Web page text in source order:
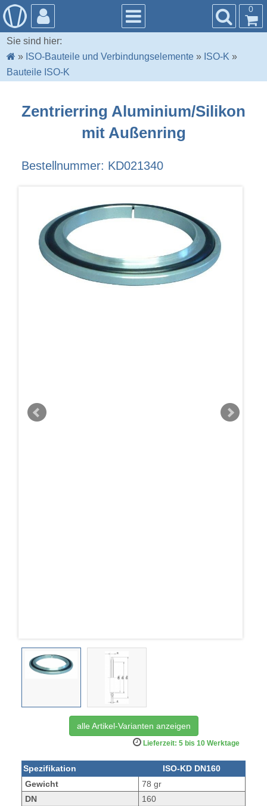
0
Sie sind hier:
» ISO-Bauteile und Verbindungselemente » ISO-K »
Bauteile ISO-K
Zentrierring Aluminium/Silikon
mit Außenring
Bestellnummer: KD021340
alle Artikel-Varianten anzeigen
Lieferzeit: 5 bis 10 Werktage
Spezifikation
ISO-KD DN160
Gewicht
78 gr
DN
160